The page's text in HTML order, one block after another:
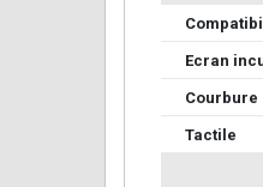
Ecran
Courbure
Tactile